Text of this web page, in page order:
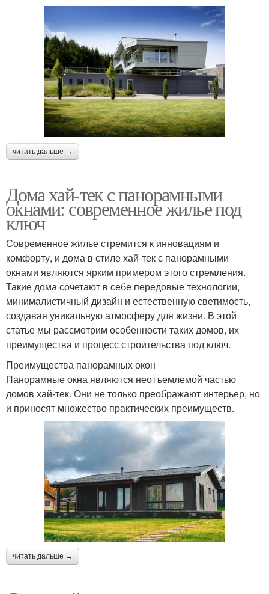
читать дальше →
Дома хай-тек с панорамными
окнами: современное жилье под
ключ
Современное жилье стремится к инновациям и
комфорту, и дома в стиле хай-тек с панорамными
окнами являются ярким примером этого стремления.
Такие дома сочетают в себе передовые технологии,
минималистичный дизайн и естественную светимость,
создавая уникальную атмосферу для жизни. В этой
статье мы рассмотрим особенности таких домов, их
преимущества и процесс строительства под ключ.
Преимущества панорамных окон
Панорамные окна являются неотъемлемой частью
домов хай-тек. Они не только преображают интерьер, но
и приносят множество практических преимуществ.
читать дальше →